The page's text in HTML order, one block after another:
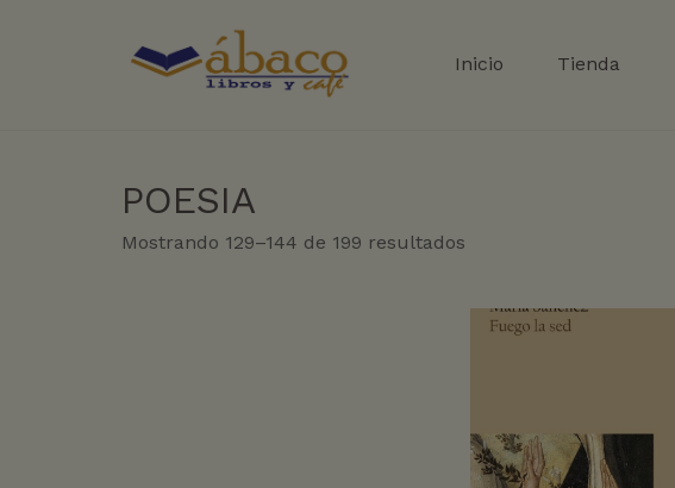
Inicio Tienda
POESIA
Mostrando 129–144 de 199 resultados